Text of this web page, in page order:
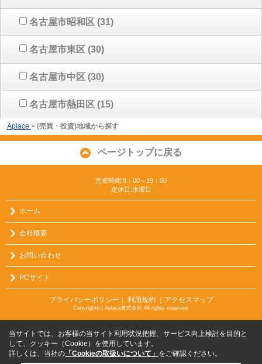
名古屋市昭和区 (31)
名古屋市東区 (30)
名古屋市中区 (30)
名古屋市熱田区 (15)
Aplace > (売買・投資)地域から探す
ページトップに戻る
営業時間:9：00～19：00
定休日:水曜日
ホーム
会社概要
お問い合わせ
PCサイト
プライバシーポリシー ｜ 利用規約 ｜アクセスマップ
Copyright(c) Aplace株式会社 All rights reserved.
当サイトでは、お客様の当サイト利用状況把握、サービス向上検討を目的と
して、クッキー（Cookie）を使用しています。
詳しくは、当社の 「Cookieの取扱いについて」 をご確認ください。